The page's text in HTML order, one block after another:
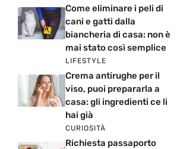
Come eliminare i peli di
cani e gatti dalla
biancheria di casa: non è
mai stato così semplice
LIFESTYLE
Crema antirughe per il
viso, puoi prepararla a
casa: gli ingredienti ce li
hai già
CURIOSITÀ
Richiesta passaporto